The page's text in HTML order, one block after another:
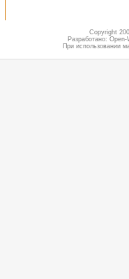
Copyright
Разработано:
При использовании